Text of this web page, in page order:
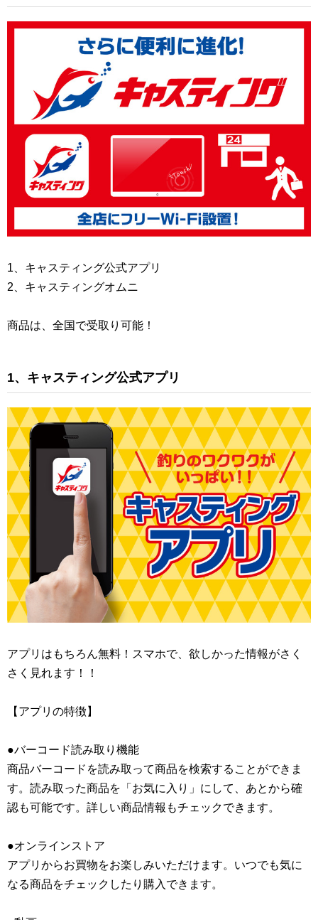
1、キャスティング公式アプリ
2、キャスティングオムニ
商品は、全国で受取り可能！
1、キャスティング公式アプリ
アプリはもちろん無料！スマホで、欲しかった情報がさく
さく見れます！！
【アプリの特徴】
●バーコード読み取り機能
商品バーコードを読み取って商品を検索することができま
す。読み取った商品を「お気に入り」にして、あとから確
認も可能です。詳しい商品情報もチェックできます。
●オンラインストア
アプリからお買物をお楽しみいただけます。いつでも気に
なる商品をチェックしたり購入できます。